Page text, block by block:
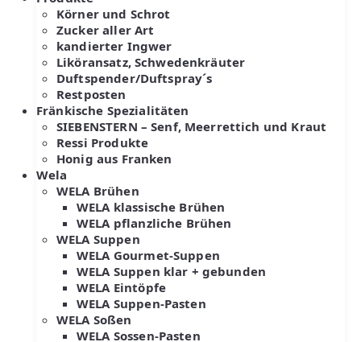
Körner und Schrot
Zucker aller Art
kandierter Ingwer
Liköransatz, Schwedenkräuter
Duftspender/Duftspray´s
Restposten
Fränkische Spezialitäten
SIEBENSTERN – Senf, Meerrettich und Kraut
Ressi Produkte
Honig aus Franken
Wela
WELA Brühen
WELA klassische Brühen
WELA pflanzliche Brühen
WELA Suppen
WELA Gourmet-Suppen
WELA Suppen klar + gebunden
WELA Eintöpfe
WELA Suppen-Pasten
WELA Soßen
WELA Sossen-Pasten